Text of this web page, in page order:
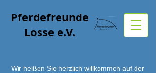
Pferdefreunde
Losse e.V.
Wir heißen Sie herzlich willkommen auf der